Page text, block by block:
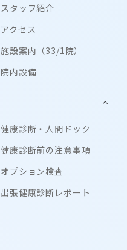
スタッフ紹介
アクセス
施設案内（33/1院）
院内設備
健康診断・人間ドック
健康診断前の注意事項
オプション検査
出張健康診断レポート